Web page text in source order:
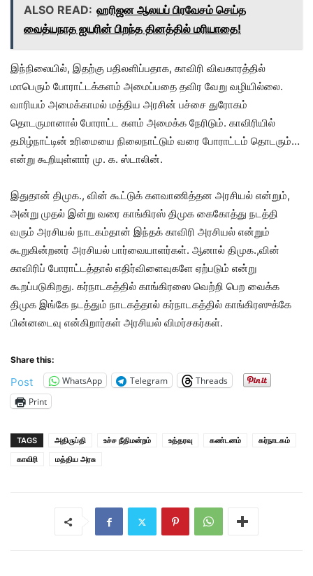
ALSO READ: ஹரிஜன ஆலயப் பிரவேசம் செய்த
வைத்யநாத ஐயரின் பிறந்த தினத்தில் மரியாதை!
இந்நிலையில், இதற்கு பதிலளிப்பதாக, காவிரி விவகாரத்தில்
மாபெரும் போராட்டக்களம் அமைப்பதை தவிர வேறு வழியில்லை.
வாரியம் அமைக்காமல் மத்திய அரசின் பச்சை துரோகம்
தொடருமானால் போராட்ட களம் அமைக்க நேரிடும். காவிரியில்
தமிழ்நாட்டின் உரிமையை நிலைநாட்டும் வரை போராட்டம் தொடரும்…
என்று கூறியுள்ளார் மு. க. ஸ்டாலின்.
இதுதான் திமுக., வின் கூட்டுக் களவாணித்தன அரசியல் என்றும்,
அன்று முதல் இன்று வரை காங்கிரஸ் திமுக கைகோத்து நடத்தி
வரும் அரசியல் நாடகம்தான் இந்தக் காவிரி அரசியல் என்றும்
கூறுகின்றனர் அரசியல் பார்வையாளர்கள். ஆனால் திமுக.,வின்
காவிரிப் போராட்டத்தால் எதிர்விளைவுகளே ஏற்படும் என்று
கூறப்படுகிறது. கர்நாடகத்தில் காங்கிரஸை வெற்றி பெற வைக்க
திமுக இங்கே நடத்தும் நாடகத்தால் கர்நாடகத்தில் காங்கிரஸுக்கே
பின்னடைவு என்கிறார்கள் அரசியல் விமர்சகர்கள்.
Share this:
Post WhatsApp Telegram
Threads
Print
TAGS அதிருப்தி உச்ச நீதிமன்றம் உத்தரவு கண்டனம்
கர்நாடகம்
காவிரி
மத்திய அரசு